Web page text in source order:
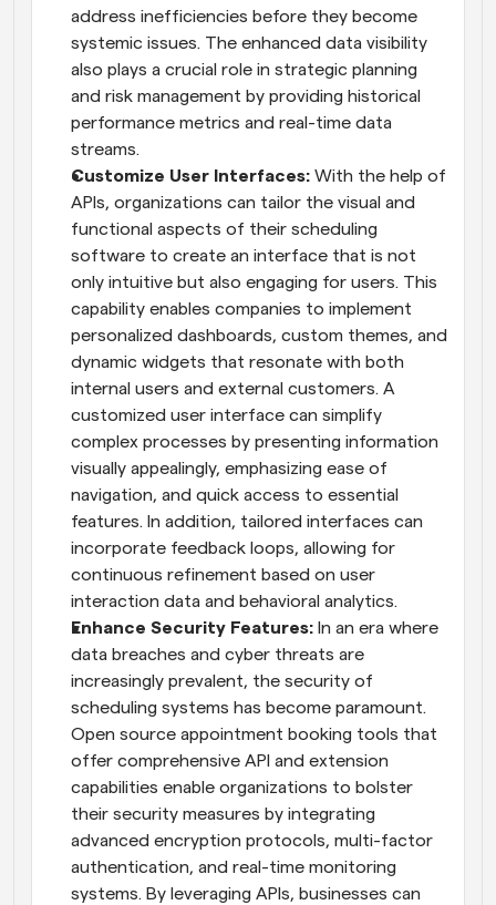
address inefficiencies before they become
systemic issues. The enhanced data visibility
also plays a crucial role in strategic planning
and risk management by providing historical
performance metrics and real-time data
streams.
Customize User Interfaces: With the help of
APIs, organizations can tailor the visual and
functional aspects of their scheduling
software to create an interface that is not
only intuitive but also engaging for users. This
capability enables companies to implement
personalized dashboards, custom themes, and
dynamic widgets that resonate with both
internal users and external customers. A
customized user interface can simplify
complex processes by presenting information
visually appealingly, emphasizing ease of
navigation, and quick access to essential
features. In addition, tailored interfaces can
incorporate feedback loops, allowing for
continuous refinement based on user
interaction data and behavioral analytics.
Enhance Security Features: In an era where
data breaches and cyber threats are
increasingly prevalent, the security of
scheduling systems has become paramount.
Open source appointment booking tools that
offer comprehensive API and extension
capabilities enable organizations to bolster
their security measures by integrating
advanced encryption protocols, multi-factor
authentication, and real-time monitoring
systems. By leveraging APIs, businesses can